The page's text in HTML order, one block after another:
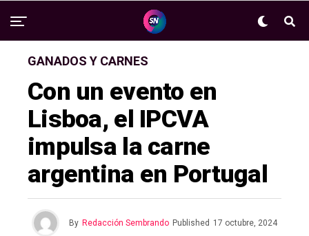
GANADOS Y CARNES
Con un evento en
Lisboa, el IPCVA
impulsa la carne
argentina en Portugal
By Redacción Sembrando Published 17 octubre, 2024